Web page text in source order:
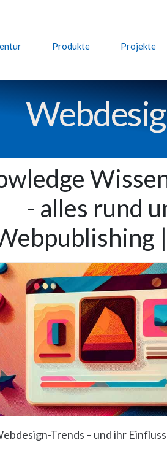
Produkte Projekte
- alles rund
Trends – und ihr